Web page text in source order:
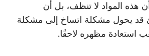
هذه المواد لا تنظف، بل أن
قد يحول مشكلة اتساخ إلى مشكلة
مظهره لاحقًا.